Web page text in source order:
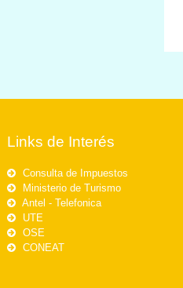
Links de Interés
Consulta de Impuestos
Ministerio de Turismo
Antel - Telefonica
UTE
OSE
CONEAT